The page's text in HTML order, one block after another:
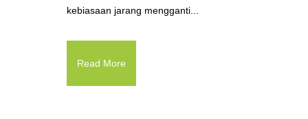
kebiasaan jarang mengganti...
Read More